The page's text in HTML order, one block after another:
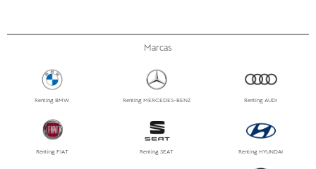
Marcas
Renting BMW Renting MERCEDES-BENZ Renting AUDI
Renting FIAT Renting SEAT Renting HYUNDAI